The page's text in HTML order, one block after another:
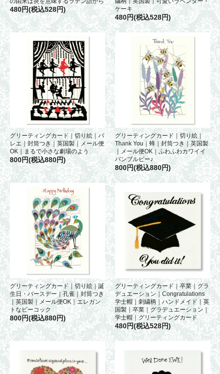
480円(税込528円)
ケーキ
480円(税込528円)
グリーティングカード｜切り絵｜バ
レエ｜封筒つき｜英国製｜メール便
OK｜まるで小さな劇場のよう
800円(税込880円)
グリーティングカード｜切り絵｜
Thank You｜蜂｜封筒つき｜英国製
｜メール便OK｜ふわふわカワイイ
バンブルビー♪
800円(税込880円)
グリーティングカード｜切り絵｜誕
生日・バースデー｜孔雀｜封筒つき
｜英国製｜メール便OK｜エレガン
トなピーコック
800円(税込880円)
グリーティングカード｜卒業｜グラ
デュエーション｜Congratulations
学士帽｜刺繍柄｜ハンドメイド｜英
国製｜卒業｜グラデュエーション｜
学士帽｜グリーティングカード
480円(税込528円)